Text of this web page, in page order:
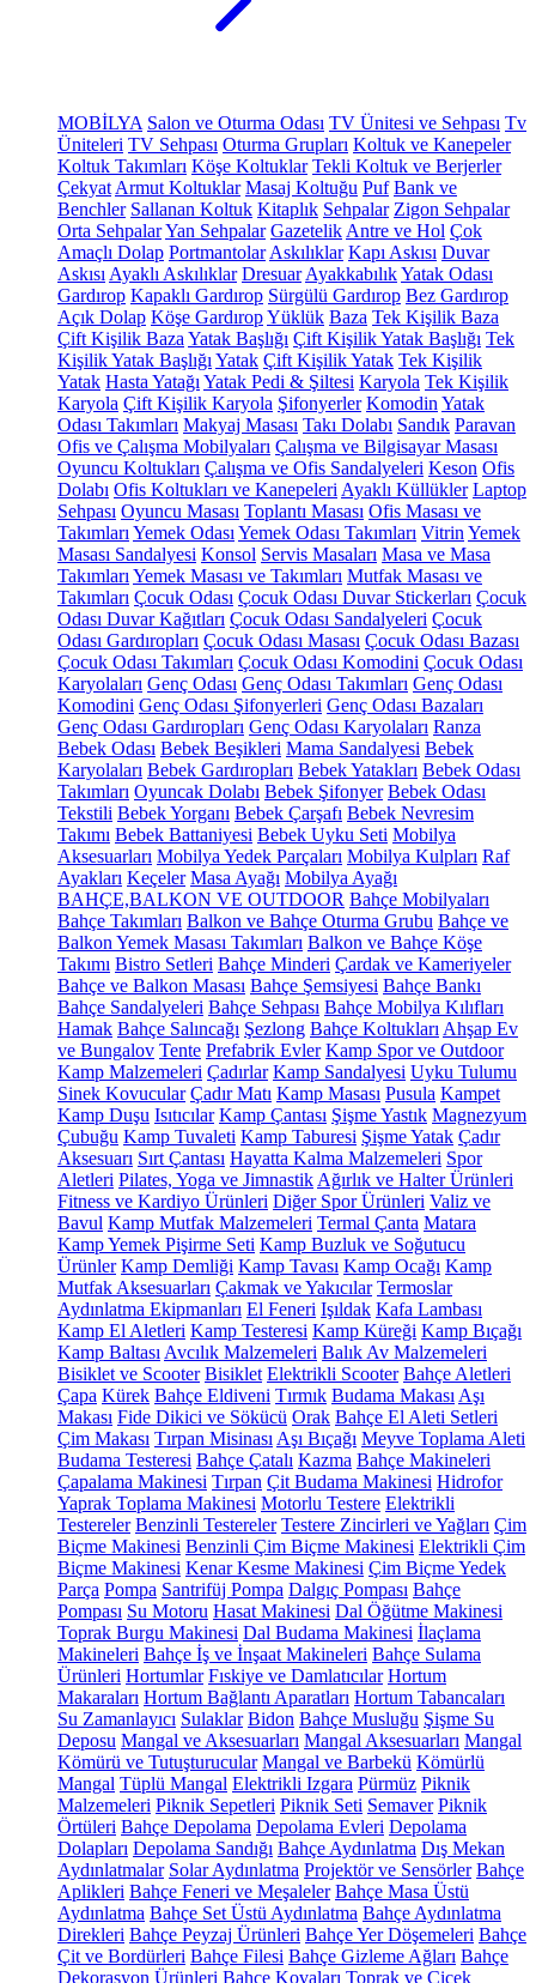
MOBİLYA Salon ve Oturma Odası TV Ünitesi ve Sehpası Tv
Üniteleri TV Sehpası Oturma Grupları Koltuk ve Kanepeler
Koltuk Takımları Köşe Koltuklar Tekli Koltuk ve Berjerler
Çekyat Armut Koltuklar Masaj Koltuğu Puf Bank ve
Benchler Sallanan Koltuk Kitaplık Sehpalar Zigon Sehpalar
Orta SehpalarYan Sehpalar Gazetelik Antre ve Hol Çok
Amaçlı Dolap Portmantolar Askılıklar Kapı Askısı Duvar
Askısı Ayaklı Askılıklar Dresuar AyakkabılıkYatak Odası
Gardırop Kapaklı Gardırop Sürgülü Gardırop Bez Gardırop
Açık Dolap Köşe GardıropYüklük Baza Tek Kişilik Baza
Çift Kişilik Baza Yatak Başlığı Çift Kişilik Yatak Başlığı Tek
Kişilik Yatak Başlığı Yatak Çift Kişilik Yatak Tek Kişilik
Yatak Hasta Yatağı Yatak Pedi & Şiltesi Karyola Tek Kişilik
Karyola Çift Kişilik Karyola Şifonyerler Komodin Yatak
Odası Takımları Makyaj Masası Takı Dolabı Sandık Paravan
Ofis ve Çalışma Mobilyaları Çalışma ve Bilgisayar Masası
Oyuncu Koltukları Çalışma ve Ofis Sandalyeleri Keson Ofis
Dolabı Ofis Koltukları ve Kanepeleri Ayaklı Küllükler Laptop
Sehpası Oyuncu Masası Toplantı Masası Ofis Masası ve
Takımları Yemek Odası Yemek Odası Takımları Vitrin Yemek
Masası Sandalyesi Konsol Servis Masaları Masa ve Masa
Takımları Yemek Masası ve Takımları Mutfak Masası ve
Takımları Çocuk Odası Çocuk Odası Duvar Stickerları Çocuk
Odası Duvar Kağıtları Çocuk Odası Sandalyeleri Çocuk
Odası Gardıropları Çocuk Odası Masası Çocuk Odası Bazası
Çocuk Odası Takımları Çocuk Odası Komodini Çocuk Odası
Karyolaları Genç Odası Genç Odası Takımları Genç Odası
Komodini Genç Odası Şifonyerleri Genç Odası Bazaları
Genç Odası Gardıropları Genç Odası Karyolaları Ranza
Bebek Odası Bebek Beşikleri Mama Sandalyesi Bebek
Karyolaları Bebek Gardıropları Bebek Yatakları Bebek Odası
Takımları Oyuncak Dolabı Bebek Şifonyer Bebek Odası
Tekstili Bebek Yorganı Bebek Çarşafı Bebek Nevresim
Takımı Bebek Battaniyesi Bebek Uyku Seti Mobilya
Aksesuarları Mobilya Yedek Parçaları Mobilya Kulpları Raf
Ayakları Keçeler Masa Ayağı Mobilya Ayağı
BAHÇE,BALKON VE OUTDOOR Bahçe Mobilyaları
Bahçe Takımları Balkon ve Bahçe Oturma Grubu Bahçe ve
Balkon Yemek Masası Takımları Balkon ve Bahçe Köşe
Takımı Bistro Setleri Bahçe Minderi Çardak ve Kameriyeler
Bahçe ve Balkon Masası Bahçe Şemsiyesi Bahçe Bankı
Bahçe Sandalyeleri Bahçe Sehpası Bahçe Mobilya Kılıfları
Hamak Bahçe Salıncağı Şezlong Bahçe Koltukları Ahşap Ev
ve Bungalov Tente Prefabrik Evler Kamp Spor ve Outdoor
Kamp Malzemeleri Çadırlar Kamp Sandalyesi Uyku Tulumu
Sinek Kovucular Çadır Matı Kamp Masası Pusula Kampet
Kamp Duşu Isıtıcılar Kamp Çantası Şişme Yastık Magnezyum
Çubuğu Kamp Tuvaleti Kamp Taburesi Şişme Yatak Çadır
Aksesuarı Sırt Çantası Hayatta Kalma Malzemeleri Spor
Aletleri Pilates, Yoga ve Jimnastik Ağırlık ve Halter Ürünleri
Fitness ve Kardiyo Ürünleri Diğer Spor Ürünleri Valiz ve
Bavul Kamp Mutfak Malzemeleri Termal Çanta Matara
Kamp Yemek Pişirme Seti Kamp Buzluk ve Soğutucu
Ürünler Kamp Demliği Kamp Tavası Kamp Ocağı Kamp
Mutfak Aksesuarları Çakmak ve Yakıcılar Termoslar
Aydınlatma Ekipmanları El Feneri Işıldak Kafa Lambası
Kamp El Aletleri Kamp Testeresi Kamp Küreği Kamp Bıçağı
Kamp Baltası Avcılık Malzemeleri Balık Av Malzemeleri
Bisiklet ve Scooter Bisiklet Elektrikli Scooter Bahçe Aletleri
Çapa Kürek Bahçe Eldiveni Tırmık Budama Makası Aşı
Makası Fide Dikici ve Sökücü Orak Bahçe El Aleti Setleri
Çim Makası Tırpan Misinası Aşı Bıçağı Meyve Toplama Aleti
Budama Testeresi Bahçe Çatalı Kazma Bahçe Makineleri
Çapalama Makinesi Tırpan Çit Budama Makinesi Hidrofor
Yaprak Toplama Makinesi Motorlu Testere Elektrikli
Testereler Benzinli Testereler Testere Zincirleri ve Yağları Çim
Biçme Makinesi Benzinli Çim Biçme Makinesi Elektrikli Çim
Biçme Makinesi Kenar Kesme Makinesi Çim Biçme Yedek
Parça Pompa Santrifüj Pompa Dalgıç Pompası Bahçe
Pompası Su Motoru Hasat Makinesi Dal Öğütme Makinesi
Toprak Burgu Makinesi Dal Budama Makinesi İlaçlama
Makineleri Bahçe İş ve İnşaat Makineleri Bahçe Sulama
Ürünleri Hortumlar Fıskiye ve Damlatıcılar Hortum
Makaraları Hortum Bağlantı Aparatları Hortum Tabancaları
Su Zamanlayıcı Sulaklar Bidon Bahçe Musluğu Şişme Su
Deposu Mangal ve Aksesuarları Mangal Aksesuarları Mangal
Kömürü ve Tutuşturucular Mangal ve Barbekü Kömürlü
Mangal Tüplü Mangal Elektrikli Izgara Pürmüz Piknik
Malzemeleri Piknik Sepetleri Piknik Seti Semaver Piknik
Örtüleri Bahçe Depolama Depolama Evleri Depolama
Dolapları Depolama Sandığı Bahçe Aydınlatma Dış Mekan
Aydınlatmalar Solar Aydınlatma Projektör ve Sensörler Bahçe
Aplikleri Bahçe Feneri ve Meşaleler Bahçe Masa Üstü
Aydınlatma Bahçe Set Üstü Aydınlatma Bahçe Aydınlatma
Direkleri Bahçe Peyzaj Ürünleri Bahçe Yer Döşemeleri Bahçe
Çit ve Bordürleri Bahçe Filesi Bahçe Gizleme Ağları Bahçe
Dekorasyon Ürünleri Bahçe Kovaları Toprak ve Çiçek